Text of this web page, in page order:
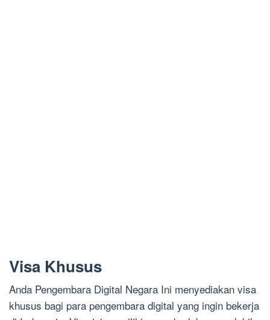
Visa Khusus
Anda Pengembara Digital Negara Ini menyediakan visa
khusus bagi para pengembara digital yang ingin bekerja